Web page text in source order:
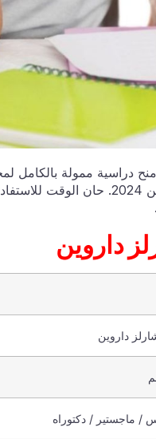
دراسية ممولة بالكامل
الجامعة. منح جامعة تشارلز داروين في
تشارلز
داروين
/ ماجستير / دكتوراه